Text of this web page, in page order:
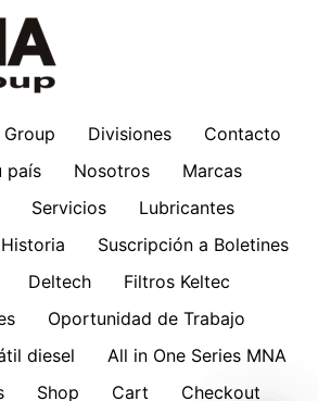
Group Divisiones
Contacto
país
Nosotros
Marcas
Servicios
Lubricantes
Historia
Suscripción a Boletines
Deltech
Filtros Keltec
Oportunidad de Trabajo
diesel
All in One Series MNA
Shop Cart Checkout